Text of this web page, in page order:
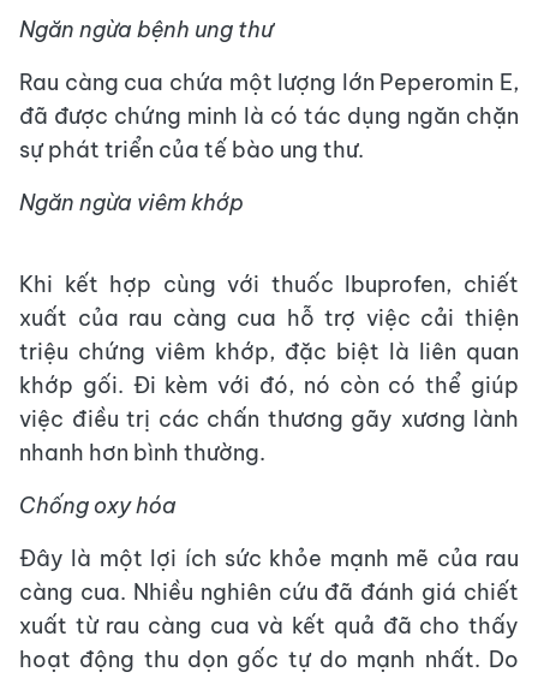
Ngăn ngừa bệnh ung thư
Rau càng cua chứa một lượng lớn Peperomin E,
đã được chứng minh là có tác dụng ngăn chặn
sự phát triển của tế bào ung thư.
Ngăn ngừa viêm khớp
Khi kết hợp cùng với thuốc Ibuprofen, chiết
xuất của rau càng cua hỗ trợ việc cải thiện
triệu chứng viêm khớp, đặc biệt là liên quan
khớp gối. Đi kèm với đó, nó còn có thể giúp
việc điều trị các chấn thương gãy xương lành
nhanh hơn bình thường.
Chống oxy hóa
Đây là một lợi ích sức khỏe mạnh mẽ của rau
càng cua. Nhiều nghiên cứu đã đánh giá chiết
xuất từ rau càng cua và kết quả đã cho thấy
hoạt động thu dọn gốc tự do mạnh nhất. Do